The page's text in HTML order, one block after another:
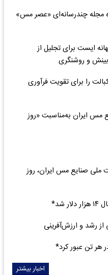
مجله چندرسانه‌ای «عصر مس»
ایست برای تجلیل از
و روشنگری
را برای تقویت فرآوری
مس ایران به‌مناسبت «روز
ملی صنایع مس ایران، روز
رشد و ارزش‌آفرینی
اخبار بیشتر